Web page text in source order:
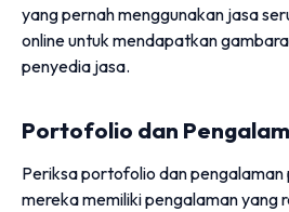
yang pernah menggunakan jasa
online untuk mendapatkan
penyedia jasa.
Portofolio dan
Periksa portofolio dan
mereka memiliki pengalaman yang